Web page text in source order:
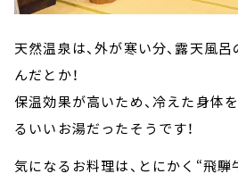
天然温泉は、外が寒い分、露天風
んだとか！
保温効果が高いため、冷えた身体
るいいお湯だったそうです！
気になるお料理は、とにかく“飛騨